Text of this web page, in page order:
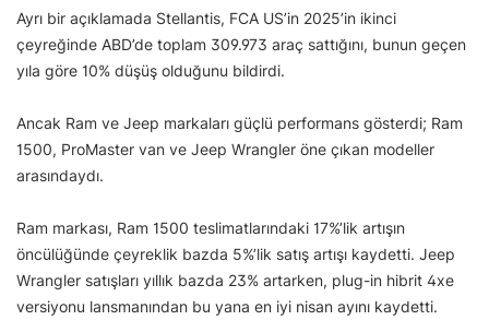
Ayrı bir açıklamada Stellantis, FCA US’in 2025’in ikinci
çeyreğinde ABD’de toplam 309.973 araç sattığını, bunun geçen
yıla göre 10% düşüş olduğunu bildirdi.
Ancak Ram ve Jeep markaları güçlü performans gösterdi; Ram
1500, ProMaster van ve Jeep Wrangler öne çıkan modeller
arasındaydı.
Ram markası, Ram 1500 teslimatlarındaki 17%’lik artışın
öncülüğünde çeyreklik bazda 5%’lik satış artışı kaydetti. Jeep
Wrangler satışları yıllık bazda 23% artarken, plug-in hibrit 4xe
versiyonu lansmanından bu yana en iyi nisan ayını kaydetti.